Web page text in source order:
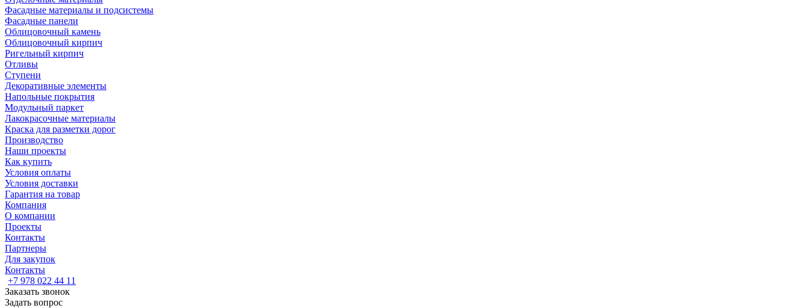
Фасадные материалы и подсистемы
Фасадные панели
Облицовочный камень
Облицовочный кирпич
Ригельный кирпич
Отливы
Ступени
Декоративные элементы
Напольные покрытия
Модульный паркет
Лакокрасочные материалы
Краска для разметки дорог
Производство
Наши проекты
Как купить
Условия оплаты
Условия доставки
Гарантия на товар
Компания
О компании
Проекты
Контакты
Партнеры
Для закупок
Контакты
+7 978 022 44 11
Заказать звонок
Задать вопрос